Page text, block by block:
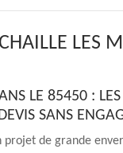
LES
LE 85450 : LES
SANS
projet de grande